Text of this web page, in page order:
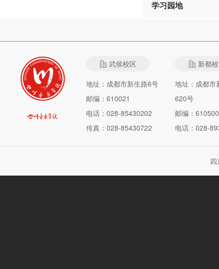
学习园地
武侯校区
地址：成都市新生路6号
邮编：610021
电话：028-85430202
传真：028-85430722
新都
地址：成都市
620号
邮编：610500
电话：028-